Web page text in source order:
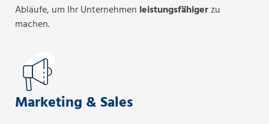
Abläufe, um Ihr Unternehmen leistungsfähigerzu
machen.
Marketing & Sales